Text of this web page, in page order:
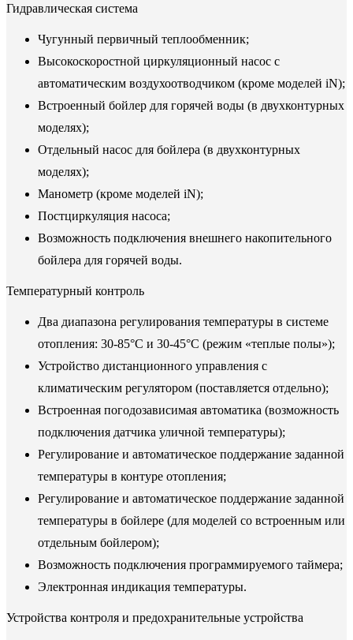
Гидравлическая система
Чугунный первичный теплообменник;
Высокоскоростной циркуляционный насос с
автоматическим воздухоотводчиком (кроме моделей iN);
Встроенный бойлер для горячей воды (в двухконтурных
моделях);
Отдельный насос для бойлера (в двухконтурных
моделях);
Манометр (кроме моделей iN);
Постциркуляция насоса;
Возможность подключения внешнего накопительного
бойлера для горячей воды.
Температурный контроль
Два диапазона регулирования температуры в системе
отопления: 30-85°С и 30-45°С (режим «теплые полы»);
Устройство дистанционного управления с
климатическим регулятором (поставляется отдельно);
Встроенная погодозависимая автоматика (возможность
подключения датчика уличной температуры);
Регулирование и автоматическое поддержание заданной
температуры в контуре отопления;
Регулирование и автоматическое поддержание заданной
температуры в бойлере (для моделей со встроенным или
отдельным бойлером);
Возможность подключения программируемого таймера;
Электронная индикация температуры.
Устройства контроля и предохранительные устройства